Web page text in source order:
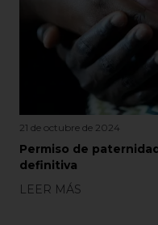
21 de octubre de 2024
Permiso de
definitiva
LEER MÁS